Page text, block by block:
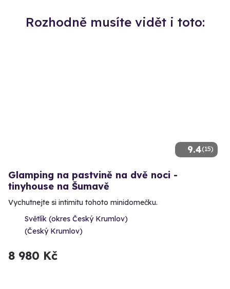
Rozhodně musíte vidět i toto:
9.4(15)
Glamping na pastvině na dvě noci -
tinyhouse na Šumavě
Vychutnejte si intimitu tohoto minidomečku.
Světlík (okres Český Krumlov)
(Český Krumlov)
8 980 Kč